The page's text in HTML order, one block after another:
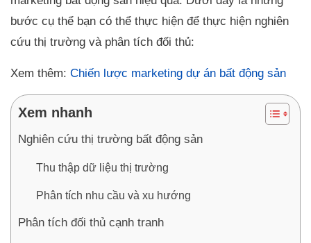
bước cụ thể bạn có thể thực hiện để thực hiện nghiên
cứu thị trường và phân tích đối thủ:
Xem thêm: Chiến lược marketing dự án bất động sản
Xem nhanh
Nghiên cứu thị trường bất động sản
Thu thập dữ liệu thị trường
Phân tích nhu cầu và xu hướng
Phân tích đối thủ cạnh tranh